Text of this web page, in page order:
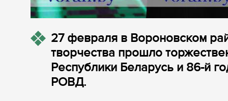
27 февраля в Вороновском
творчества прошло
Республики Беларусь и 86-й
РОВД.